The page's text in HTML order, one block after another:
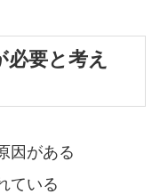
要と考え
因がある
ている